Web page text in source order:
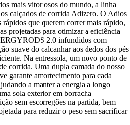
mais vitoriosos do mundo, a linha
calçados de corrida Adizero. O Adios
que querem correr mais rápido,
projetadas para otimizar a eficiência
2.0 infundidos com
suave do calcanhar aos dedos dos pés
Na entressola, um novo ponto de
corrida. Uma dupla camada do nosso
garante amortecimento para cada
a manter a energia a longo
sola exterior em borracha
sem escorregões na partida, bem
para reduzir o peso sem sacrificar